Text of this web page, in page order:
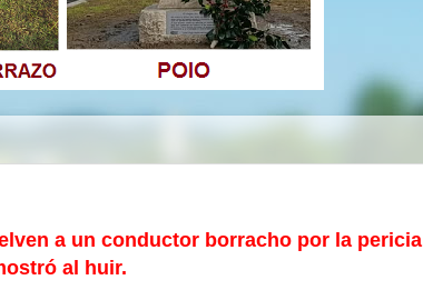
a un conductor borracho por la pericia
al huir.